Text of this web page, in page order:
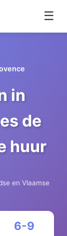
☰
in
de
huur
en Vlaamse
6-9